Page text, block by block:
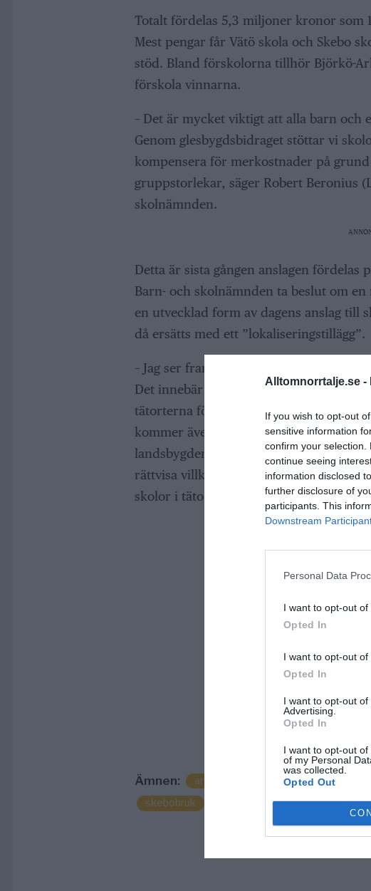
Alltomnorrtalje.se -
If you wish to opt-out
sensitive information
confirm your
continue seeing
information disclosed
further disclosure of
participants. This
Downstream
Personal Data
I want to opt-out of
Opted In
I want to opt-out of
Opted In
I want to opt-out
Advertising.
Opted In
I want to opt-out
of my Personal
was collected.
Opted Out
Totalt fördelas 5,3 miljoner kronor som
Mest pengar får Vätö skola och Skebo
stöd. Bland förskolorna tillhör Björkö-
förskola vinnarna.
– Det är mycket viktigt att alla barn
Genom glesbygdsbidraget stöttar vi
kompensera för merkostnader på
gruppstorlekar, säger Robert Beronius
skolnämnden.
Detta är sista gången anslagen fördelas
Barn- och skolnämnden ta beslut om
en utvecklad form av dagens anslag till
då ersätts med ett ”lokaliseringstillägg”.
– Jag ser fram emot att ersätta
Det innebär nämligen att vi inte
tätorterna för när vi satsar på mindre
kommer även fristående aktörer som
landsbygden också kunna få ett
rättvisa villkor mellan kommunala
skolor i tätort och på landsort, säger
Ämnen: artikel björkö-arholma
skebobruk